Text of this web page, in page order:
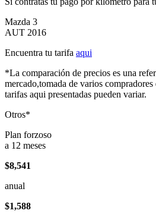
Mazda 3
AUT 2016
Encuentra tu tarifa aqui
*La comparación de precios es una
mercado,tomada de varios
tarifas aqui presentadas pueden variar.
Otros*
Plan forzoso
a 12 meses
$8,541
anual
$1,588